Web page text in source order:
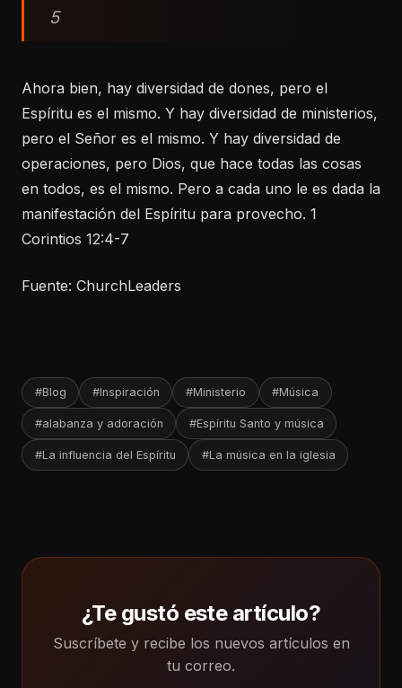
5
Ahora bien, hay diversidad de dones, pero el
Espíritu es el mismo. Y hay diversidad de ministerios,
pero el Señor es el mismo. Y hay diversidad de
operaciones, pero Dios, que hace todas las cosas
en todos, es el mismo. Pero a cada uno le es dada la
manifestación del Espíritu para provecho. 1
Corintios 12:4-7
Fuente: ChurchLeaders
#Blog #Inspiración #Ministerio #Música
#alabanza y adoración #Espíritu Santo y música
#La influencia del Espíritu #La música en la iglesia
¿Te gustó este artículo?
Suscríbete y recibe los nuevos artículos en
tu correo.